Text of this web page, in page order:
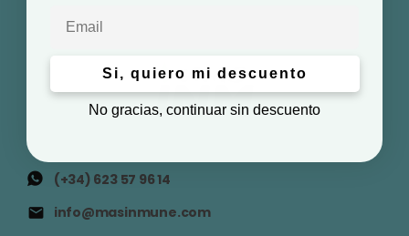
(+34) 623 57 96 14
info@masinmune.com
Si, quiero mi descuento
No gracias, continuar sin descuento